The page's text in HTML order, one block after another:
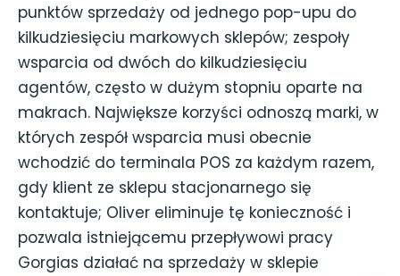
punktów sprzedaży od jednego pop-upu do
kilkudziesięciu markowych sklepów; zespoły
wsparcia od dwóch do kilkudziesięciu
agentów, często w dużym stopniu oparte na
makrach. Największe korzyści odnoszą marki, w
których zespół wsparcia musi obecnie
wchodzić do terminala POS za każdym razem,
gdy klient ze sklepu stacjonarnego się
kontaktuje; Oliver eliminuje tę konieczność i
pozwala istniejącemu przepływowi pracy
Gorgias działać na sprzedaży w sklepie